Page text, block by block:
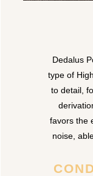
Dedalus
type of
to detail,
favors the
noise,